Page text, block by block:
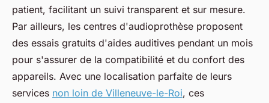
patient, facilitant un suivi transparent et sur mesure.
Par ailleurs, les centres d'audioprothèse proposent
des essais gratuits d'aides auditives pendant un mois
pour s'assurer de la compatibilité et du confort des
appareils. Avec une localisation parfaite de leurs
services non loin de Villeneuve-le-Roi, ces